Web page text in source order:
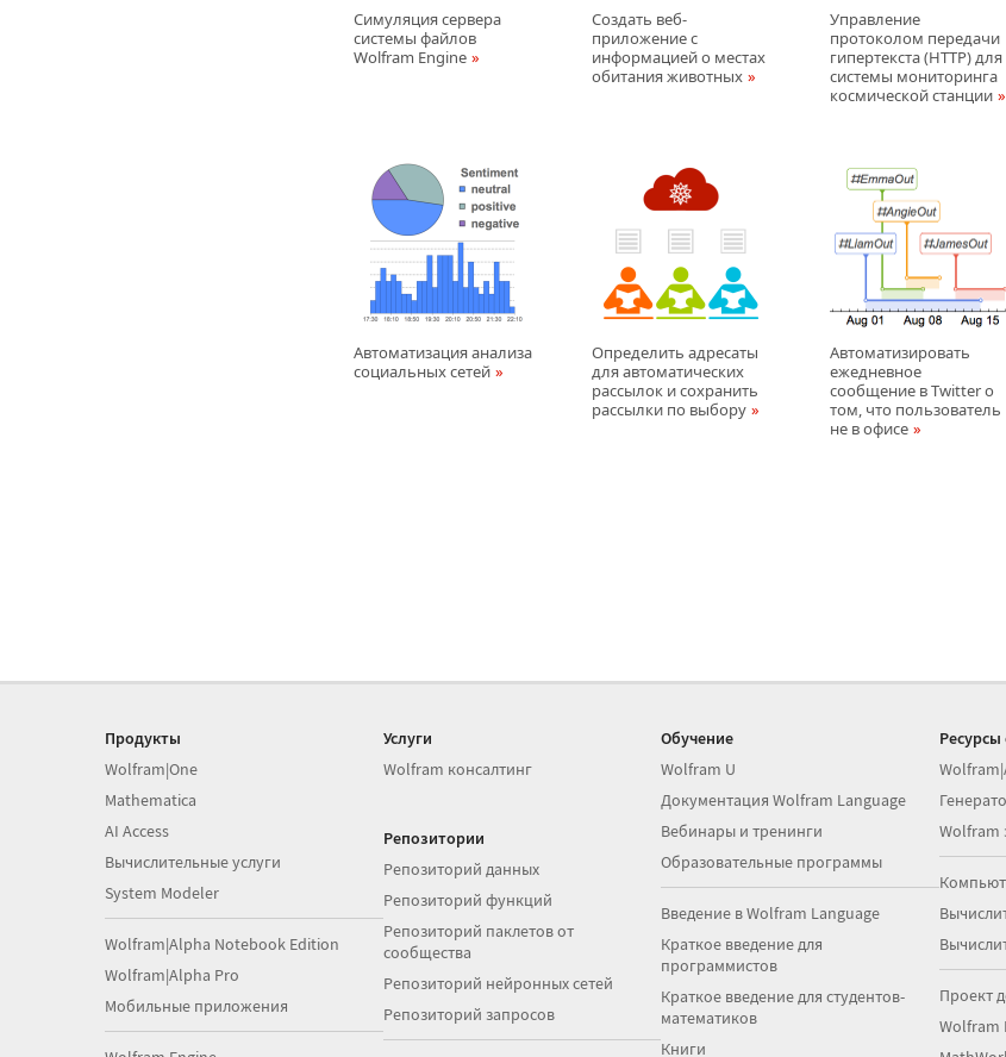
Симуляция сервера
системы файлов
Wolfram Engine
Создать веб-
приложение с
информацией о местах
обитания животных
Управление
протоколом передачи
гипертекста (HTTP) для
системы мониторинга
космической станции
Автоматизация анализа
социальных сетей
Определить адресаты
для автоматических
рассылок и сохранить
рассылки по выбору
Автоматизировать
ежедневное
сообщение в Twitter о
том, что пользователь
не в офисе
Продукты
Wolfram|One
Mathematica
AI Access
Вычислительные услуги
System Modeler
Wolfram|Alpha Notebook Edition
Wolfram|Alpha Pro
Мобильные приложения
Услуги
Wolfram консалтинг
Репозитории
Репозиторий данных
Репозиторий функций
Репозиторий паклетов от
сообщества
Репозиторий нейронных сетей
Репозиторий запросов
Обучение
Wolfram U
Документация Wolfram Language
Вебинары и тренинги
Образовательные программы
Введение в Wolfram Language
Краткое введение для
программистов
Краткое введение для студентов-
математиков
Книги
Wolfram
Проект
Wolfram